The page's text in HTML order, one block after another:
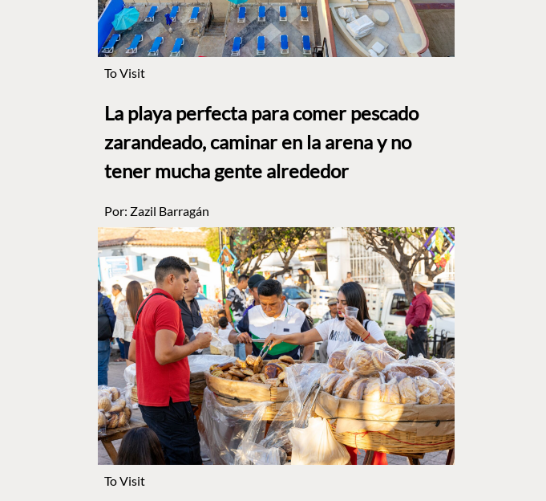
To Visit
La playa perfecta para comer pescado
zarandeado, caminar en la arena y no
tener mucha gente alrededor
Por: Zazil Barragán
To Visit